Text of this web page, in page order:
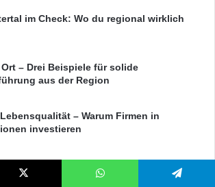
im Check: Wo du regional wirklich
– Drei Beispiele für solide
aus der Region
– Warum Firmen in
investieren
wachsen